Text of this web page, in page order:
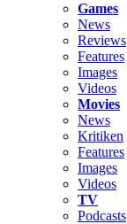
Games
News
Reviews
Features
Images
Videos
Movies
News
Kritiken
Features
Images
Videos
TV
Podcasts